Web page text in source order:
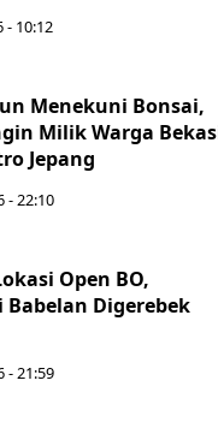
- 10:12
Menekuni Bonsai,
Milik Warga
Jepang
- 22:10
Open BO,
Digerebek
- 21:59